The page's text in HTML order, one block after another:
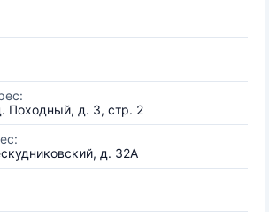
Походный, д. 3, стр. 2
д. 32А